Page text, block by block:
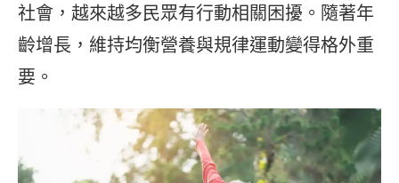
社會，越來越多民眾有行動相關困擾。隨著年
齡增長，維持均衡營養與規律運動變得格外重
要。